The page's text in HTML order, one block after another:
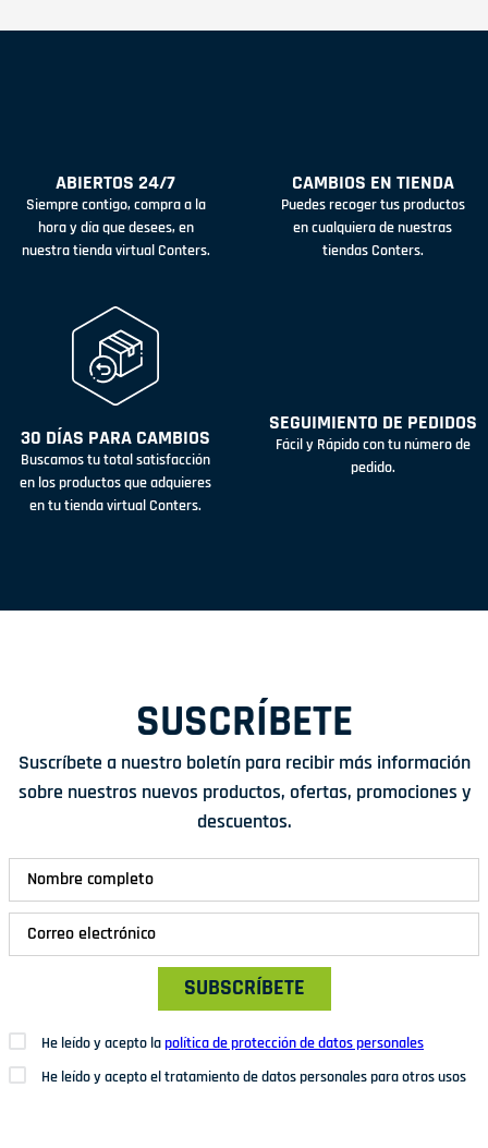
ABIERTOS 24/7
Siempre contigo, compra a la
hora y día que desees, en
nuestra tienda virtual Conters.
CAMBIOS EN TIENDA
Puedes recoger tus productos
en cualquiera de nuestras
tiendas Conters.
30 DÍAS PARA CAMBIOS
Buscamos tu total satisfacción
en los productos que adquieres
en tu tienda virtual Conters.
SEGUIMIENTO DE PEDIDOS
Fácil y Rápido con tu número de
pedido.
SUSCRÍBETE
Suscríbete a nuestro boletín para recibir más información
sobre nuestros nuevos productos, ofertas, promociones y
descuentos.
SUBSCRÍBETE
He leído y acepto lapolítica de protección de datos personales
He leído y acepto el tratamiento de datos personales para otros usos